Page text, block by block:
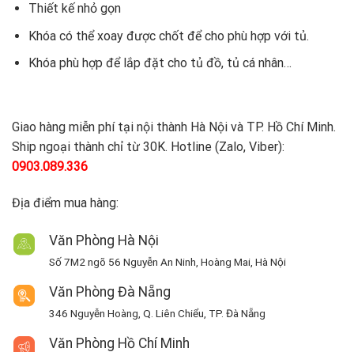
Thiết kế nhỏ gọn
Khóa có thể xoay được chốt để cho phù hợp với tủ.
Khóa phù hợp để lắp đặt cho tủ đồ, tủ cá nhân…
Giao hàng miễn phí tại nội thành Hà Nội và TP. Hồ Chí Minh.
Ship ngoại thành chỉ từ 30K. Hotline (Zalo, Viber):
0903.089.336
Địa điểm mua hàng:
Văn Phòng Hà Nội
Số 7M2 ngõ 56 Nguyễn An Ninh, Hoàng Mai, Hà Nội
Văn Phòng Đà Nẵng
346 Nguyễn Hoàng, Q. Liên Chiểu, TP. Đà Nẵng
Văn Phòng Hồ Chí Minh